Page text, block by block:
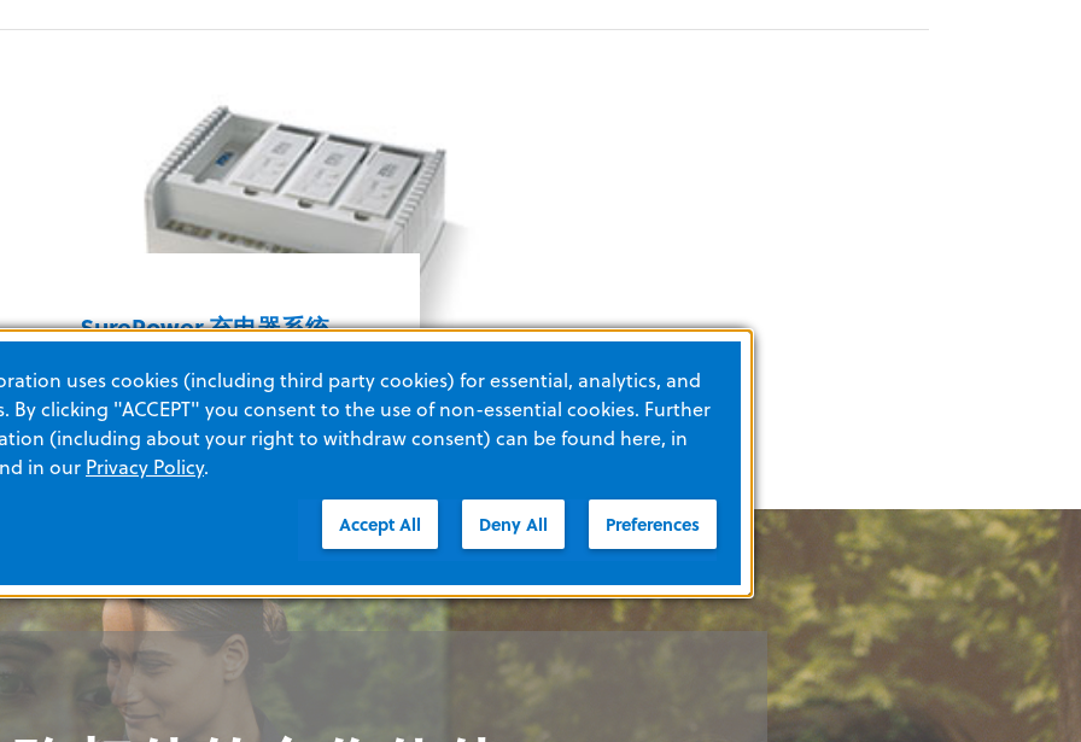
SurePower 充电器系统
uses cookies (including third party cookies) for essential, analytics, and
By clicking "ACCEPT" you consent to the use of non-essential cookies. Further
(including about your right to withdraw consent) can be found here, in
in our Privacy Policy.
Accept All Deny All Preferences